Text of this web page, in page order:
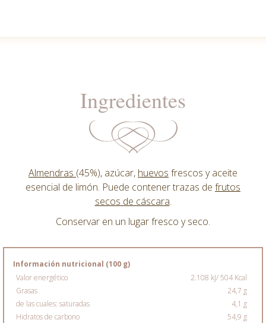
Ingredientes
Almendras (45%), azúcar, huevos frescos y aceite
esencial de limón. Puede contener trazas de frutos
secos de cáscara.
Conservar en un lugar fresco y seco.
Información nutricional (100 g)
Valor energético
2.108 kJ/ 504 Kcal
Grasas
24,7 g
de las cuales: saturadas
4,1 g
Hidratos de carbono
54,9 g